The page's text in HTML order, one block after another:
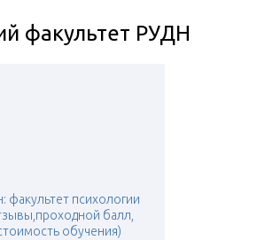
факультет РУДН
факультет психологии
балл,
обучения)